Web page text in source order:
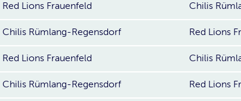
Red Lions Frauenfeld Chilis
Chilis Rümlang-Regensdorf Red Lions
Red Lions Frauenfeld Chilis
Chilis Rümlang-Regensdorf Red Lions